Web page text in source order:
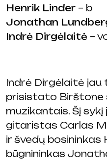
Henrik Linder – b
Jonathan
Indrė Dirgėlaitė –
Indrė Dirgėlaitė
prisistato Birštone
muzikantais. Šį
gitaristas Carlas
ir švedų bosininkas
būgnininkas